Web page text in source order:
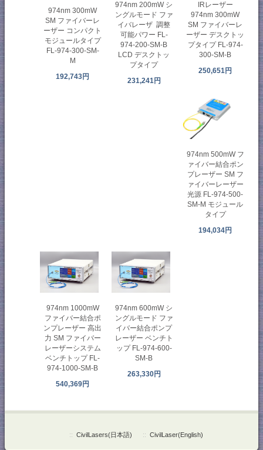
974nm 300mW
SM ファイバーレ
ーザー コンパクト
モジュールタイプ
FL-974-300-SM-
M
192,743円
974nm 200mW シ
ングルモード ファ
イバレーザ 調整
可能パワー FL-
974-200-SM-B
LCD デスクトッ
プタイプ
231,241円
IRレーザー
974nm 300mW
SM ファイバーレ
ーザー デスクトッ
プタイプ FL-974-
300-SM-B
250,651円
974nm 500mW フ
ァイバー結合ポン
プレーザー SM フ
ァイバーレーザー
光源 FL-974-500-
SM-M モジュール
タイプ
194,034円
974nm 1000mW
ファイバー結合ポ
ンプレーザー 高出
力 SM ファイバー
レーザーシステム
ベンチトップ FL-
974-1000-SM-B
540,369円
974nm 600mW シ
ングルモード ファ
イバー結合ポンプ
レーザー ベンチト
ップ FL-974-600-
SM-B
263,330円
:: CivilLasers(日本語) :: CivilLaser(English)